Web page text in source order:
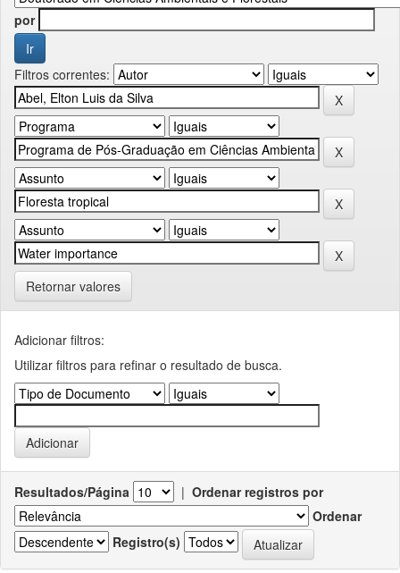
por
Filtros correntes:
Retornar valores
Adicionar filtros:
Utilizar filtros para refinar o resultado de busca.
Resultados/Página | Ordenar registros por
Ordenar
Registro(s)